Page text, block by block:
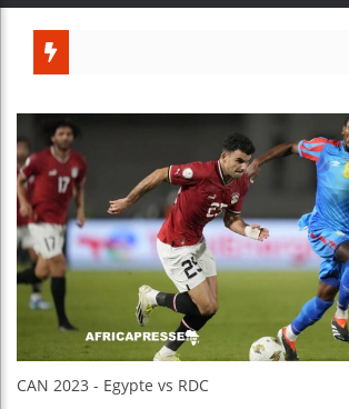
CAN 2023 - Egypte vs RDC